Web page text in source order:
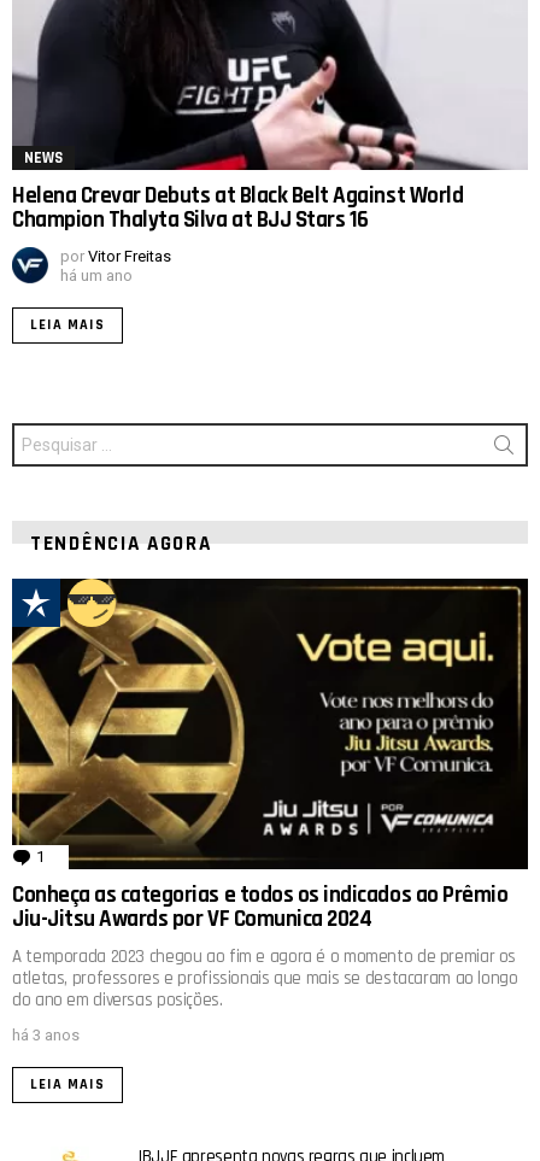
NEWS
Helena Crevar Debuts at Black Belt Against World
Champion Thalyta Silva at BJJ Stars 16
por Vitor Freitas
há um ano
LEIA MAIS
Procurar
por:
TENDÊNCIA AGORA
1 comentário
Conheça as categorias e todos os indicados ao Prêmio
Jiu-Jitsu Awards por VF Comunica 2024
A temporada 2023 chegou ao fim e agora é o momento de premiar os
atletas, professores e profissionais que mais se destacaram ao longo
do ano em diversas posições.
há 3 anos
LEIA MAIS